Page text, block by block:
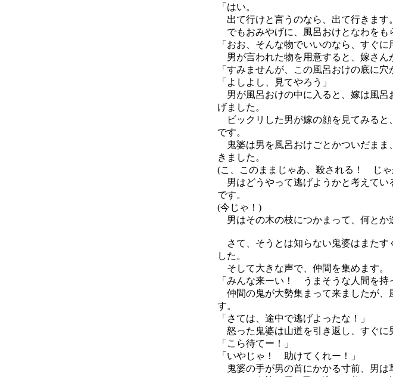
「はい。
出て行けと言うのなら、出て行きます。
でもおみやげに、風呂おけとなわをも
「おお、そんな物でいいのなら、すぐに
男が言われた物を用意すると、嫁さん
「すみませんが、この風呂おけの底に
「よしよし、見てやろう」
男が風呂おけの中に入ると、嫁は風呂
げました。
ビックリした男が嫁の顔を見てみると
です。
鬼婆は男を風呂おけごとかついだまま
きました。
(こ、このままじゃあ、殺される！ じゃ
男はどうやって逃げようかと考えてい
です。
(今じゃ！)
男はその木の枝につかまって、何とか
さて、そうとは知らない鬼婆はまたす
した。
そして大きな声で、仲間を集めます。
「みんな来ーい！ うまそうな人間を持
仲間の鬼が大勢集まって来ましたが、
す。
「さては、途中で逃げよったな！」
怒った鬼婆は山道を引き返し、すぐに
「こら待てー！」
「いやじゃ！ 助けてくれー！」
鬼婆の手が男の首にかかる寸前、男は